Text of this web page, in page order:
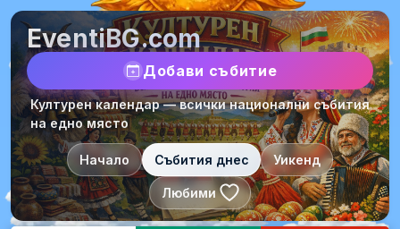
EventiBG.com
Добави събитие
Културен календар — всички национални събития
на едно място
Начало Събития днес Уикенд
Любими